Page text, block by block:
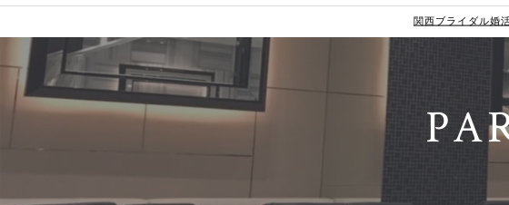
関西ブライダル婚